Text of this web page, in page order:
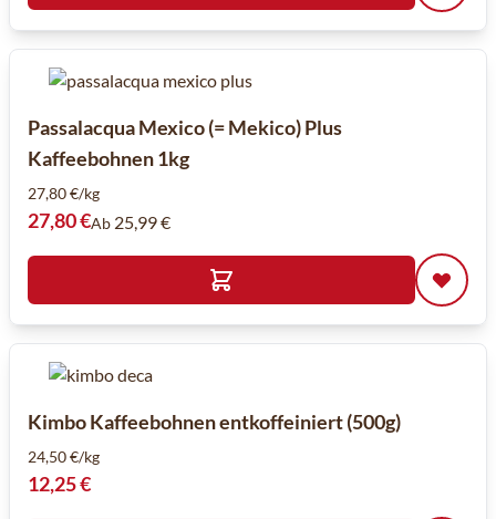
Passalacqua Mexico (= Mekico) Plus
Kaffeebohnen 1kg
27,80 €/kg
27,80 €Ab 25,99 €
Kimbo Kaffeebohnen entkoffeiniert (500g)
24,50 €/kg
12,25 €